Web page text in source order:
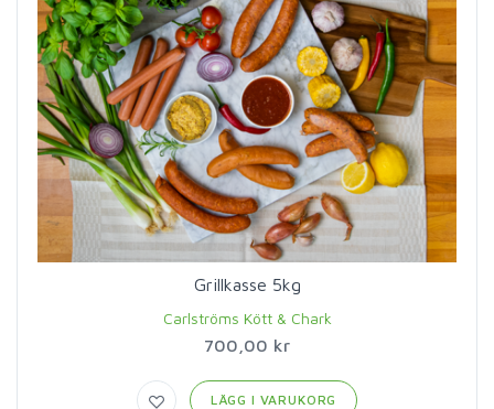
Grillkasse 5kg
Carlströms Kött & Chark
700,00 kr
LÄGG I VARUKORG